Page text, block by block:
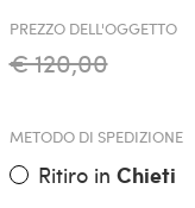
PREZZO DELL'OGGETTO
€ 120,00
METODO DI SPEDIZIONE
Ritiro in Chieti